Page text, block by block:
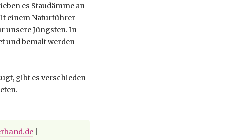
es Staudämme an
einem Naturführer
unsere Jüngsten. In
und bemalt werden
gibt es verschieden
|